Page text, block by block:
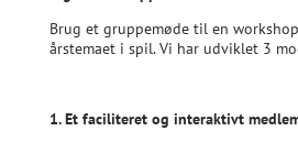
Brug et gruppemøde til en
årstemaet i spil. Vi har udviklet 3
1. Et faciliteret og interaktivt